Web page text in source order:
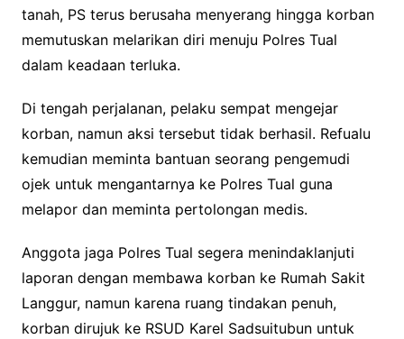
tanah, PS terus berusaha menyerang hingga korban
memutuskan melarikan diri menuju Polres Tual
dalam keadaan terluka.
Di tengah perjalanan, pelaku sempat mengejar
korban, namun aksi tersebut tidak berhasil. Refualu
kemudian meminta bantuan seorang pengemudi
ojek untuk mengantarnya ke Polres Tual guna
melapor dan meminta pertolongan medis.
Anggota jaga Polres Tual segera menindaklanjuti
laporan dengan membawa korban ke Rumah Sakit
Langgur, namun karena ruang tindakan penuh,
korban dirujuk ke RSUD Karel Sadsuitubun untuk